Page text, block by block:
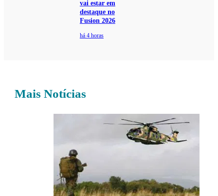
vai estar em
destaque no
Fusion 2026
há 4 horas
Mais Notícias